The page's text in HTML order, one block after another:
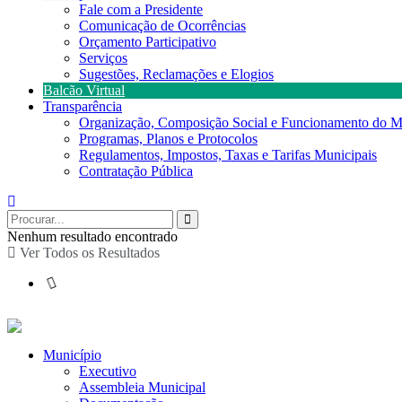
Fale com a Presidente
Comunicação de Ocorrências
Orçamento Participativo
Serviços
Sugestões, Reclamações e Elogios
Balcão Virtual
Transparência
Organização, Composição Social e Funcionamento do
Programas, Planos e Protocolos
Regulamentos, Impostos, Taxas e Tarifas Municipais
Contratação Pública
Nenhum resultado encontrado
Ver Todos os Resultados
Município
Executivo
Assembleia Municipal